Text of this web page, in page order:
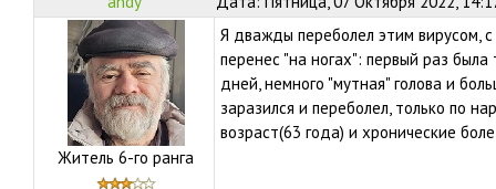
Житель 6-го ранга
Я дважды переболел этим вирусом,
перенес "на ногах": первый раз
дней, немного "мутная" голова и
заразился и переболел, только по
возраст(63 года) и хронические